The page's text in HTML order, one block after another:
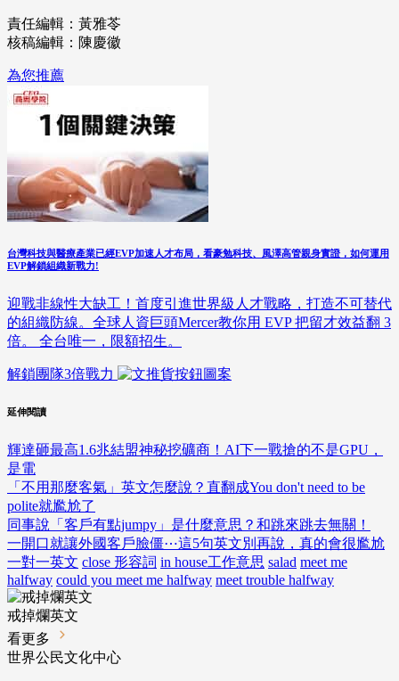
責任編輯：黃雅苓
核稿編輯：陳慶徽
為您推薦
台灣科技與醫療產業已經EVP加速人才布局，看豪勉科技、風澤高管親身實證，如何運用
EVP解鎖組織新戰力!
迎戰非線性大缺工！首度引進世界級人才戰略，打造不可替代
的組織防線。全球人資巨頭Mercer教你用 EVP 把留才效益翻 3
倍。 全台唯一，限額招生。
解鎖團隊3倍戰力
延伸閱讀
輝達砸最高1.6兆結盟神秘挖礦商！AI下一戰搶的不是GPU，
是電
「不用那麼客氣」英文怎麼說？直翻成You don't need to be
polite就尷尬了
同事說「客戶有點jumpy」是什麼意思？和跳來跳去無關！
一開口就讓外國客戶臉僵⋯這5句英文別再說，真的會很尷尬
一對一英文 close 形容詞 in house工作意思 salad meet me
halfway could you meet me halfway meet trouble halfway
戒掉爛英文
看更多
世界公民文化中心